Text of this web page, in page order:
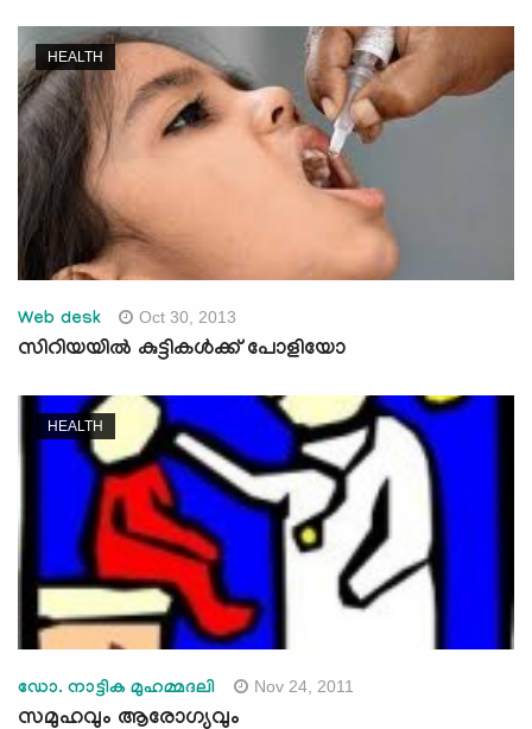
HEALTH
Web desk Oct 30, 2013
സിറിയയില്‍ കുട്ടികള്‍ക്ക് പോളിയോ
HEALTH
ഡോ. നാട്ടിക മുഹമ്മദലി Nov 24, 2011
സമുഹവും ആരോഗ്യവും